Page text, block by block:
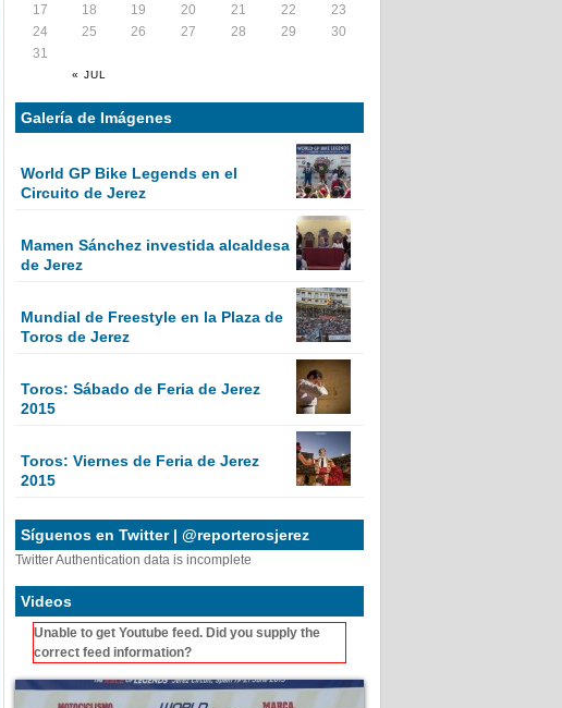
« JUL
17
18 19 20 21 22
23
24
25 26 27 28 29
30
31
Galería de Imágenes
World GP Bike Legends en el
Circuito de Jerez
Mamen Sánchez investida alcaldesa
de Jerez
Mundial de Freestyle en la Plaza de
Toros de Jerez
Toros: Sábado de Feria de Jerez
2015
Toros: Viernes de Feria de Jerez
2015
Síguenos en Twitter | @reporterosjerez
Twitter Authentication data is incomplete
Videos
Unable to get Youtube feed. Did you supply the
correct feed information?